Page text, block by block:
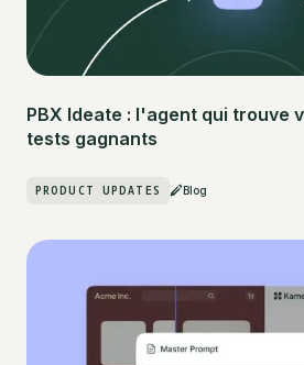
PBX Ideate : l'agent qui trouve
tests gagnants
PRODUCT UPDATES Blog